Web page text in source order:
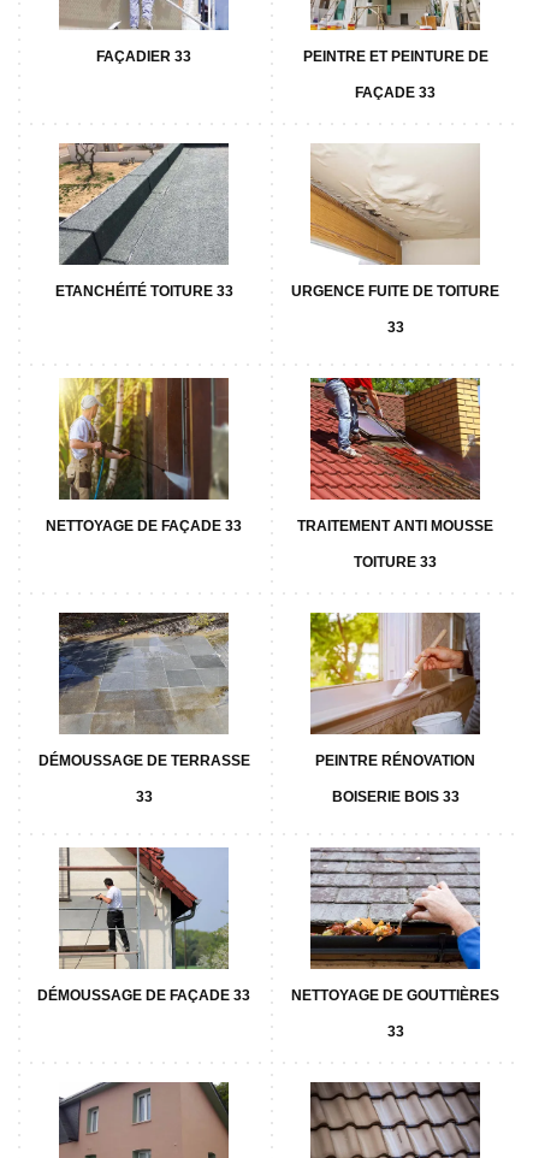
FAÇADIER 33 PEINTRE ET PEINTURE DE
FAÇADE 33
ETANCHÉITÉ TOITURE 33 URGENCE FUITE DE TOITURE
33
NETTOYAGE DE FAÇADE 33 TRAITEMENT ANTI MOUSSE
TOITURE 33
DÉMOUSSAGE DE TERRASSE
33
PEINTRE RÉNOVATION
BOISERIE BOIS 33
DÉMOUSSAGE DE FAÇADE 33 NETTOYAGE DE GOUTTIÈRES
33